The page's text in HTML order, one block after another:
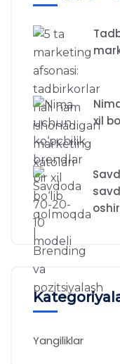
xil
Yangiliklar